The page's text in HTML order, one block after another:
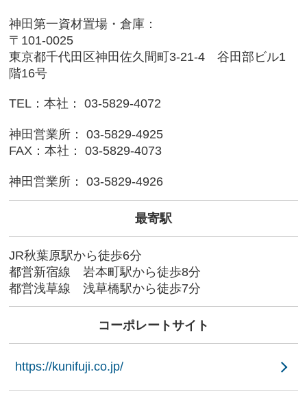
神田第一資材置場・倉庫：
〒101-0025
東京都千代田区神田佐久間町3-21-4 谷田部ビル1
階16号
TEL：本社： 03-5829-4072
神田営業所： 03-5829-4925
FAX：本社： 03-5829-4073
神田営業所： 03-5829-4926
最寄駅
JR秋葉原駅から徒歩6分
都営新宿線 岩本町駅から徒歩8分
都営浅草線 浅草橋駅から徒歩7分
コーポレートサイト
https://kunifuji.co.jp/